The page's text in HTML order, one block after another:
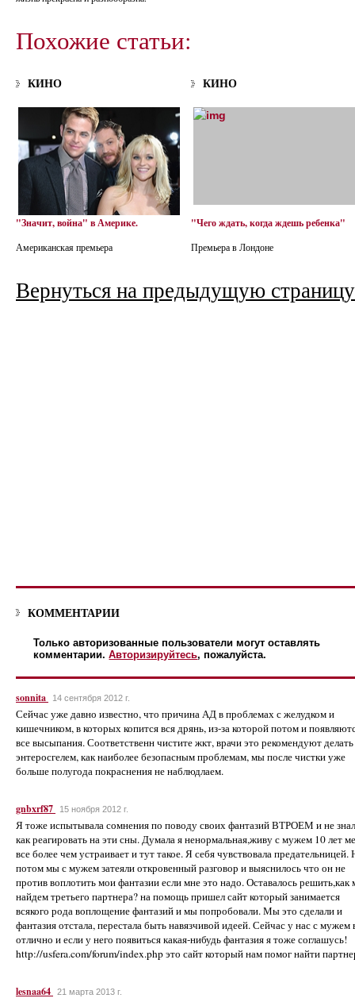
Похожие статьи:
КИНО
"Значит, война" в Америке.
Американская премьера
КИНО
"Чего ждать, когда ждешь ребенка"
Премьера в Лондоне
Вернуться на предыдущую страницу
КОММЕНТАРИИ
Только авторизованные пользователи могут оставлять
комментарии.Авторизируйтесь, пожалуйста.
sonnita 14 сентября 2012 г.
Сейчас уже давно известно, что причина АД в проблемах с желудком и
кишечником, в которых копится вся дрянь, из-за которой потом и
все высыпания. Соответственн чистите жкт, врачи это рекомендуют делать
энтеросгелем, как наиболее безопасным проблемам, мы после чистки уже
больше полугода покраснения не наблюдлаем.
gnbxrf87 15 ноября 2012 г.
Я тоже испытывала сомнения по поводу своих фантазий ВТРОЕМ и не
как реагировать на эти сны. Думала я ненормальная,живу с мужем 10 лет
все более чем устраивает и тут такое. Я себя чувствовала предательницей.
потом мы с мужем затеяли откровенный разговор и выяснилось что он не
против воплотить мои фантазии если мне это надо. Оставалось решить,как
найдем третьего партнера? на помощь пришел сайт который занимается
всякого рода воплощение фантазий и мы попробовали. Мы это сделали и
фантазия отстала, перестала быть навязчивой идеей. Сейчас у нас с мужем
отлично и если у него появиться какая-нибудь фантазия я тоже соглашусь!
http://usfera.com/forum/index.php это сайт который нам помог найти
lesnaa64 21 марта 2013 г.